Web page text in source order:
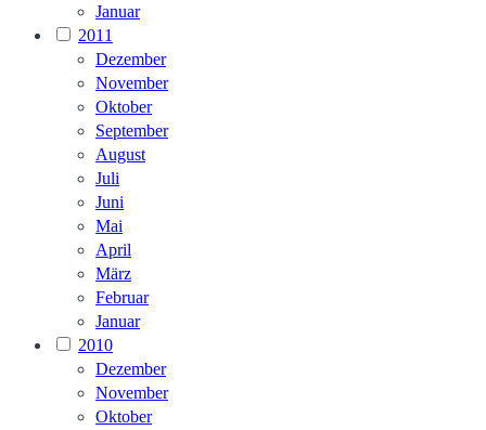
Januar
2011
Dezember
November
Oktober
September
August
Juli
Juni
Mai
April
März
Februar
Januar
2010
Dezember
November
Oktober